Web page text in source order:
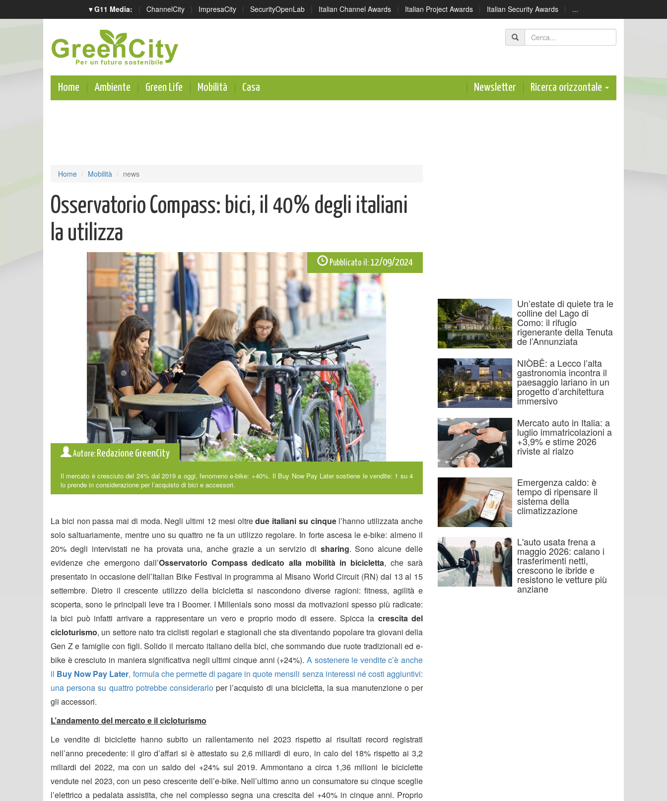
▾ G11 Media: | ChannelCity | ImpresaCity | SecurityOpenLab | Italian Channel Awards | Italian Project Awards | Italian Security Awards | ...
Home Ambiente Green Life Mobilità Casa Newsletter Ricerca orizzontale
Home Mobilità news
Osservatorio Compass: bici, il 40% degli italiani
la utilizza
Pubblicato il:12/09/2024
Autore: Redazione GreenCity
Il mercato è cresciuto del 24% dal 2019 a oggi, fenomeno e-bike: +40%. Il Buy Now Pay Later sostiene le vendite: 1 su 4
lo prende in considerazione per l’acquisto di bici e accessori.
La bici non passa mai di moda. Negli ultimi 12 mesi oltre due italiani su cinque l’hanno utilizzata anche
solo saltuariamente, mentre uno su quattro ne fa un utilizzo regolare. In forte ascesa le e-bike: almeno il
20% degli intervistati ne ha provata una, anche grazie a un servizio di sharing. Sono alcune delle
evidenze che emergono dall’Osservatorio Compass dedicato alla mobilità in bicicletta, che sarà
presentato in occasione dell’Italian Bike Festival in programma al Misano World Circuit (RN) dal 13 al 15
settembre. Dietro il crescente utilizzo della bicicletta si nascondono diverse ragioni: fitness, agilità e
scoperta, sono le principali leve tra i Boomer. I Millenials sono mossi da motivazioni spesso più radicate:
la bici può infatti arrivare a rappresentare un vero e proprio modo di essere. Spicca la crescita del
cicloturismo, un settore nato tra ciclisti regolari e stagionali che sta diventando popolare tra giovani della
Gen Z e famiglie con figli. Solido il mercato italiano della bici, che sommando due ruote tradizionali ed e-
bike è cresciuto in maniera significativa negli ultimi cinque anni (+24%). A sostenere le vendite c’è anche
il Buy Now Pay Later, formulache permette di pagare in quote mensili senza interessi né costi aggiuntivi:
una persona su quattro potrebbe considerarlo per l’acquisto di una bicicletta, la sua manutenzione o per
gli accessori.
L’andamento del mercato e il cicloturismo
Le vendite di biciclette hanno subito un rallentamento nel 2023 rispetto ai risultati record registrati
nell’anno precedente: il giro d’affari si è attestato su 2,6 miliardi di euro, in calo del 18% rispetto ai 3,2
miliardi del 2022, ma con un saldo del +24% sul 2019. Ammontano a circa 1,36 milioni le biciclette
vendute nel 2023, con un peso crescente dell’e-bike. Nell’ultimo anno un consumatore su cinque sceglie
l’elettrico a pedalata assistita, che nel complesso segna una crescita del +40% in cinque anni. Proprio
Un’estate di quiete tra le
colline del Lago di
Como: il rifugio
rigenerante della Tenuta
de l’Annunziata
NIÒBĒ: a Lecco l’alta
gastronomia incontra il
paesaggio lariano in un
progetto d’architettura
immersivo
Mercato auto in Italia: a
luglio immatricolazioni a
+3,9% e stime 2026
riviste al rialzo
Emergenza caldo: è
tempo di ripensare il
sistema della
climatizzazione
L'auto usata frena a
maggio 2026: calano i
trasferimenti netti,
crescono le ibride e
resistono le vetture più
anziane